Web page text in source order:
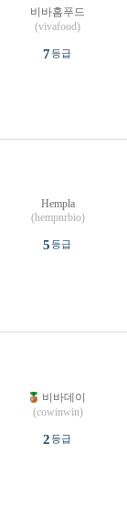
비바홈푸드
(vivafood)
7등급
Hempla
(hempnrbio)
5등급
비바데이
(cowinwin)
2등급